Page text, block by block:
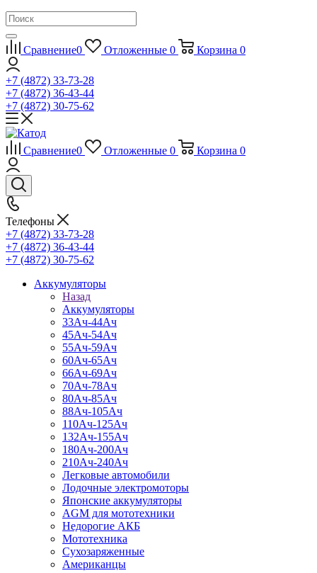
Сравнение0 Отложенные 0 Корзина 0
+7 (4872) 33-73-28
+7 (4872) 36-43-44
+7 (4872) 30-75-62
Сравнение0 Отложенные 0 Корзина 0
Телефоны
+7 (4872) 33-73-28
+7 (4872) 36-43-44
+7 (4872) 30-75-62
Аккумуляторы
Назад
Аккумуляторы
33Ач-44Ач
45Ач-54Ач
55Ач-59Ач
60Ач-65Ач
66Ач-69Ач
70Ач-78Ач
80Ач-85Ач
88Ач-105Ач
110Ач-125Ач
132Ач-155Ач
180Ач-200Ач
210Ач-240Ач
Легковые автомобили
Лодочные электромоторы
Японские аккумуляторы
AGM для мототехники
Недорогие АКБ
Мототехника
Сухозаряженные
Американцы